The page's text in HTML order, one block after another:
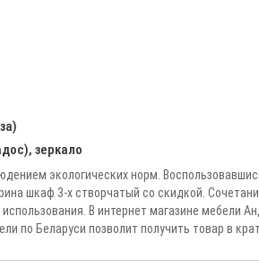
зеркало
экологических норм.
шкаф 3-х створчатый со скидкой.
В интернет магазине мебели
по Беларуси позволит получить товар в